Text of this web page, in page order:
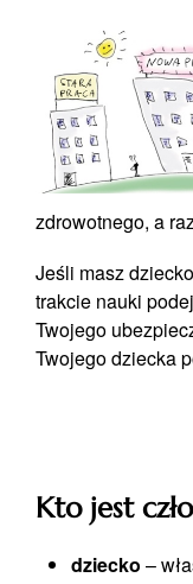
zdrowotnego, a
Jeśli masz
trakcie nauki
Twojego
Twojego dziecka
Kto jest
dziecko –